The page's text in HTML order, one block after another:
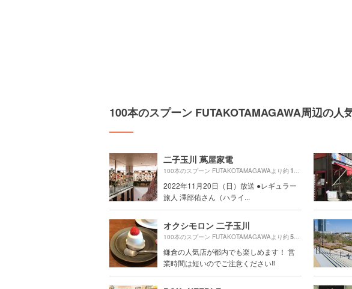
100本のスプーン FUTAKOTAMAGAWA周辺の人
二子玉川 蔦屋家電
100本のスプーン FUTAKOTAMAGAWAより約130m （徒歩3分）
2022年11月20日（日）放送 ●レギュラー
旅人 澤部佑さん（ハライ...
オクシモロン 二子玉川
100本のスプーン FUTAKOTAMAGAWAより約530m （徒歩9分）
鎌倉の人気店が都内でも楽しめます！ 営
業時間は短いのでご注意ください‼︎